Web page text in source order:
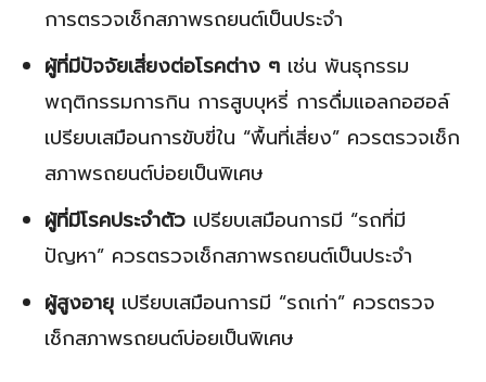
การตรวจเช็กสภาพรถยนต์เป็นประจำ
ผู้ที่มีปัจจัยเสี่ยงต่อโรคต่าง ๆ เช่น พันธุกรรม
พฤติกรรมการกิน การสูบบุหรี่ การดื่มแอลกอฮอล์
เปรียบเสมือนการขับขี่ใน “พื้นที่เสี่ยง” ควรตรวจเช็ก
สภาพรถยนต์บ่อยเป็นพิเศษ
ผู้ที่มีโรคประจำตัว เปรียบเสมือนการมี “รถที่มี
ปัญหา” ควรตรวจเช็กสภาพรถยนต์เป็นประจำ
ผู้สูงอายุ เปรียบเสมือนการมี “รถเก่า” ควรตรวจ
เช็กสภาพรถยนต์บ่อยเป็นพิเศษ